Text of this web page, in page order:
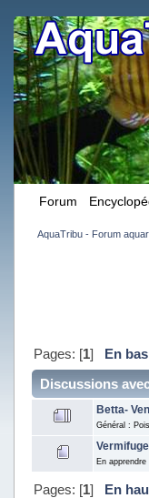
Forum
AquaTribu - Forum
Pages: [1] En bas
Discussions
Betta-
Général :
En apprendre
Pages: [1] En